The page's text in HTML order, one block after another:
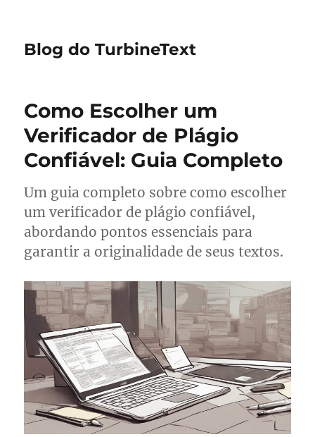
Blog do TurbineText
Como Escolher um
Verificador de Plágio
Confiável: Guia Completo
Um guia completo sobre como escolher
um verificador de plágio confiável,
abordando pontos essenciais para
garantir a originalidade de seus textos.